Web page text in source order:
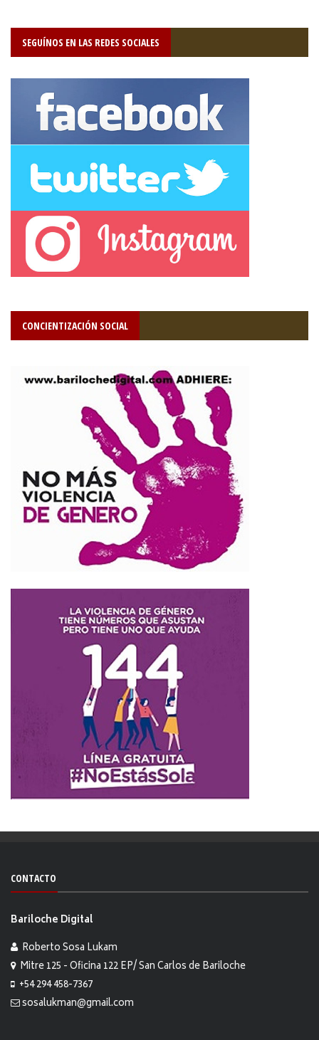
SEGUÍNOS EN LAS REDES SOCIALES
CONCIENTIZACIÓN SOCIAL
CONTACTO
Bariloche Digital
Roberto Sosa Lukam
Mitre 125 - Oficina 122 EP/ San Carlos de Bariloche
+54 294 458-7367
sosalukman@gmail.com